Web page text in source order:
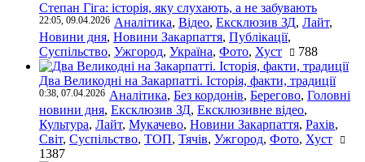
Степан Гіга: історія, яку слухають, а не забувають
22:05, 09.04.2026 Аналітика, Відео, Ексклюзив ЗД, Лайт,
Новини дня, Новини Закарпаття, Публікації,
Суспільство, Ужгород, Україна, Фото, Хуст 788
Два Великодні на Закарпатті. Історія, факти, традиції
0:38, 07.04.2026 Аналітика, Без кордонів, Берегово, Головні
новини дня, Ексклюзив ЗД, Ексклюзивне відео,
Культура, Лайт, Мукачево, Новини Закарпаття, Рахів,
Світ, Суспільство, ТОП, Тячів, Ужгород, Фото, Хуст
1387